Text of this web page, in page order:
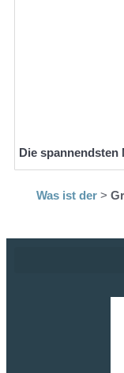
Die spannendsten
Was ist der>